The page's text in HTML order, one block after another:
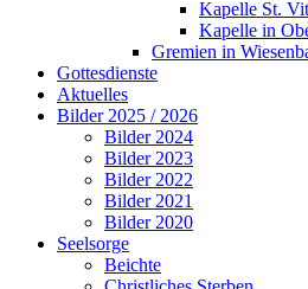
Kapelle St.
Kapelle in
Gremien in
Gottesdienste
Aktuelles
Bilder 2025 / 2026
Bilder 2024
Bilder 2023
Bilder 2022
Bilder 2021
Bilder 2020
Seelsorge
Beichte